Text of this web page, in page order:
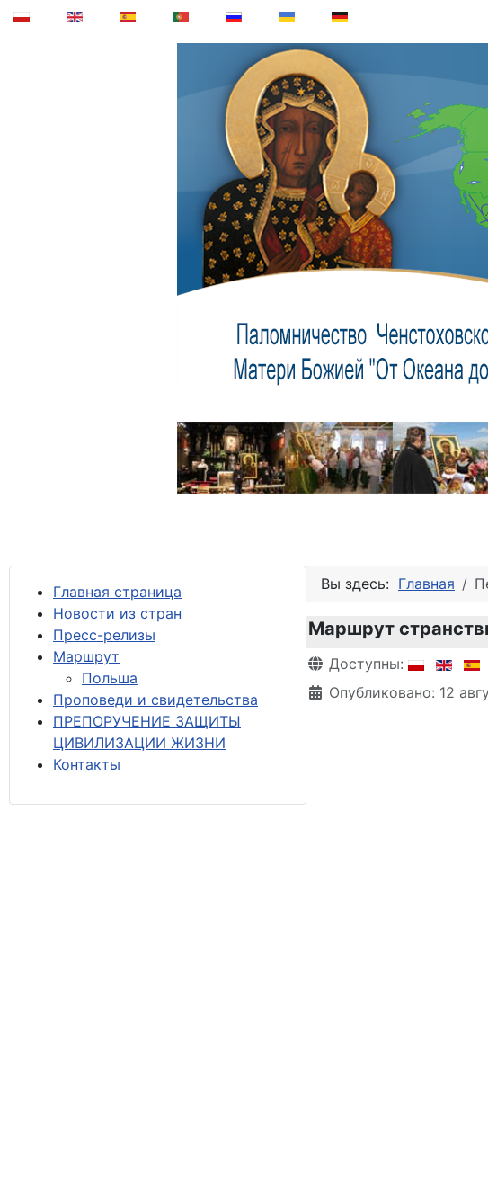
Главная страница
Новости из стран
Пресс-релизы
Маршрут
Польша
Проповеди и свидетельства
ПРЕПОРУЧЕНИЕ ЗАЩИТЫ
ЦИВИЛИЗАЦИИ ЖИЗНИ
Контакты
Вы здесь: Главная
Маршрут
Информация о
Доступны:
Опубликовано: 12